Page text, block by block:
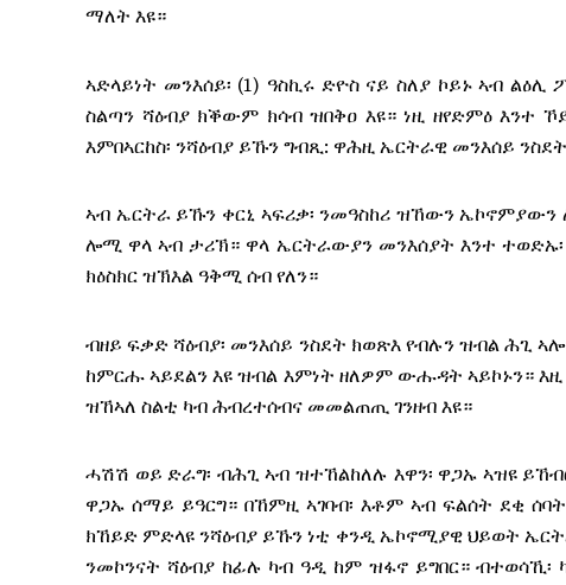
ማለት እዩ።
ኣድላይነት መንእሰይ፡ (1) ዓስኪሩ ድዮስ ናይ ስለያ ኮይኑ ኣብ
ስልጣን ሻዕብያ ክቕውም ክሳብ ዝበቅዐ እዩ። ነዚ ዘየድምዕ እንተ
እምበኣርከስ፡ ንሻዕብያ ይኹን ግብጺ: ዋሕዚ ኤርትራዊ መንእሰይ
ኣብ ኤርትራ ይኹን ቀርኒ ኣፍሪቃ፡ ንመዓስከሪ ዝኸውን ኤኮኖምያውን
ሎሚ ዋላ ኣብ ታሪኽ። ዋላ ኤርትራውያን መንእሰያት እንተ
ክዕስክር ዝኽእል ዓቅሚ ሰብ የለን።
ብዘይ ፍቃድ ሻዕብያ፡ መንእሰይ ንስደት ክወጽእ የብሉን ዝብል ሕጊ
ከምርሑ ኣይደልን እዩ ዝብል እምነት ዘለዎም ውሑዳት ኣይኮኑን። እዚ
ዝኸኣለ ስልቲ ካብ ሕብረተሰብና መመልጠጢ ገንዘብ እዩ።
ሓሽሽ ወይ ድራግ፡ ብሕጊ ኣብ ዝተኸልከለሉ እዋን፡ ዋጋኡ ኣዝዩ
ዋጋኡ ሰማይ ይዓርግ። በኸምዚ ኣገባብ፡ እቶም ኣብ ፍልሰት ደቂ
ክኸይድ ምድላዩ ንሻዕብያ ይኹን ነቲ ቀንዲ ኤኮኖሚያዊ ህይወት
ንመኮንናት ሻዕብያ ከፊሉ ካብ ዓዲ ከም ዝፋኖ ይግበር።